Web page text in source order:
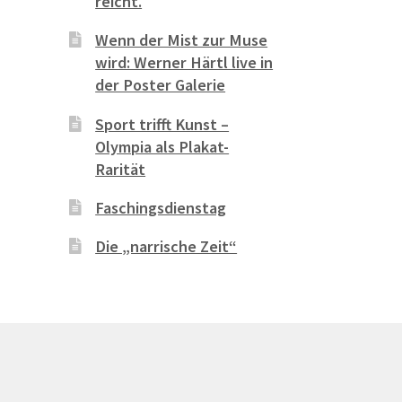
Wenn der Mist zur Muse
wird: Werner Härtl live in
der Poster Galerie
Sport trifft Kunst –
Olympia als Plakat-
Rarität
Faschingsdienstag
Die „narrische Zeit“